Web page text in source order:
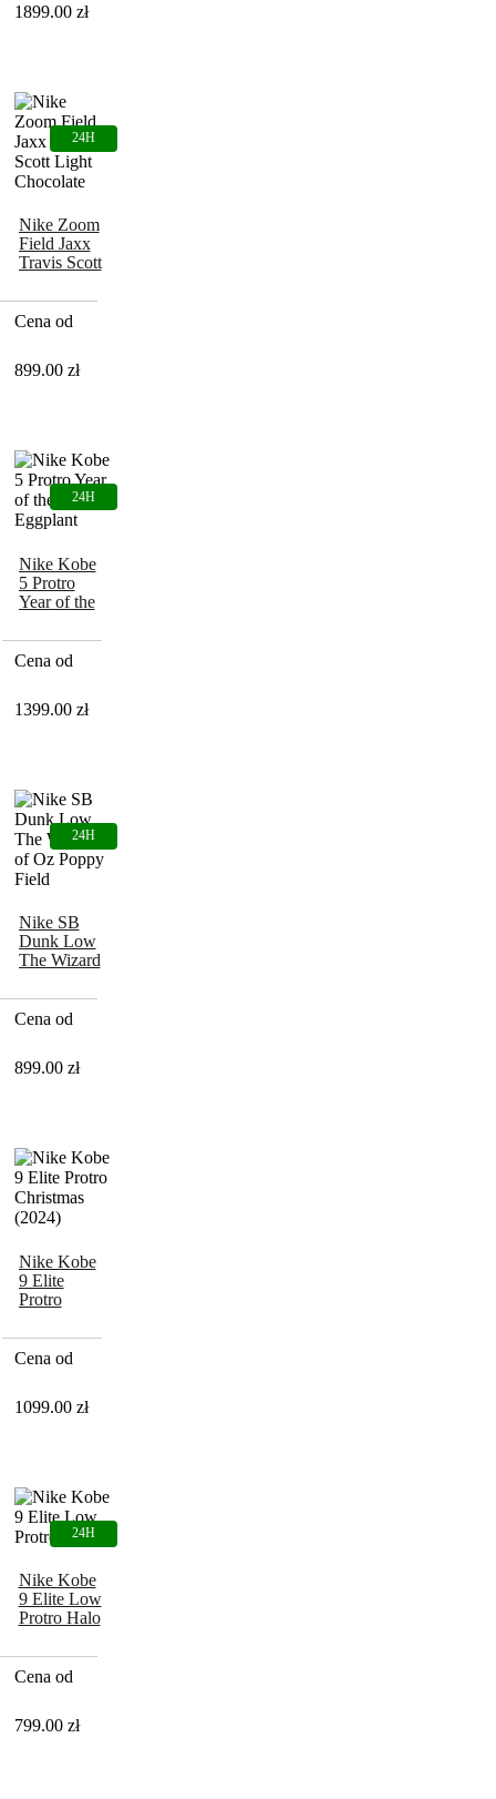
1899.00 zł
Nike Zoom
Field Jaxx
Travis Scott
Chocolate
Cena od
899.00 zł
Nike Kobe
5 Protro
Year of the
Eggplant
Cena od
1399.00 zł
Nike SB
Dunk Low
The Wizard
Poppy Field
Cena od
899.00 zł
Nike Kobe
9 Elite
Protro
(2024)
Cena od
1099.00 zł
Nike Kobe
9 Elite Low
Protro Halo
Cena od
799.00 zł